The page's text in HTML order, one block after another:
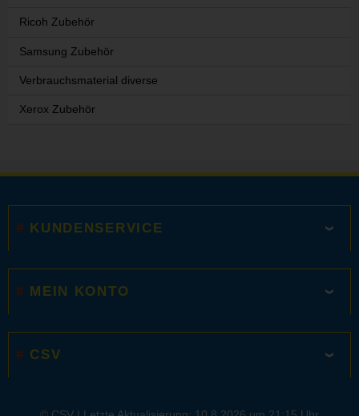
Ricoh Zubehör
Samsung Zubehör
Verbrauchsmaterial diverse
Xerox Zubehör
KUNDENSERVICE
MEIN KONTO
CSV